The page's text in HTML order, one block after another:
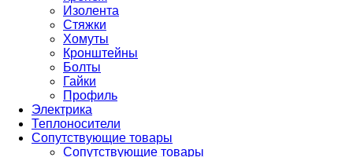
Изолента
Стяжки
Хомуты
Кронштейны
Болты
Гайки
Профиль
Электрика
Теплоносители
Сопутствующие товары
Сопутствующие товары